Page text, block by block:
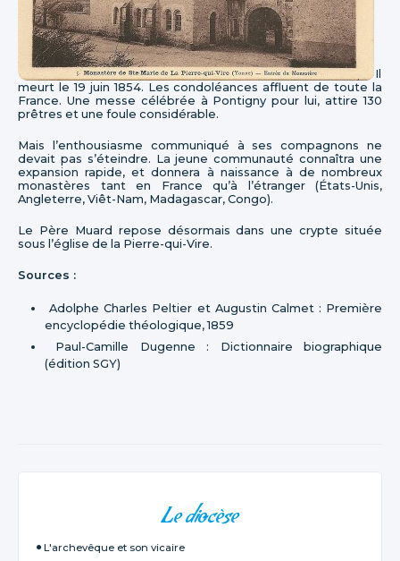
Il
meurt le 19 juin 1854. Les condoléances affluent de toute la
France. Une messe célébrée à Pontigny pour lui, attire 130
prêtres et une foule considérable.
Mais l’enthousiasme communiqué à ses compagnons ne
devait pas s’éteindre. La jeune communauté connaîtra une
expansion rapide, et donnera à naissance à de nombreux
monastères tant en France qu’à l’étranger (États-Unis,
Angleterre, Viêt-Nam, Madagascar, Congo).
Le Père Muard repose désormais dans une crypte située
sous l’église de la Pierre-qui-Vire.
Sources :
Adolphe Charles Peltier et Augustin Calmet : Première
encyclopédie théologique, 1859
Paul-Camille Dugenne : Dictionnaire biographique
(édition SGY)
Le diocèse
L'archevêque et son vicaire